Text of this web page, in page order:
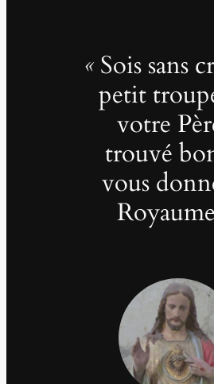
«Sois sans
petit
votre
trouvé
vous